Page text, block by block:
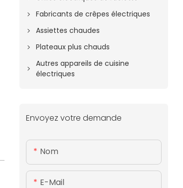
Fabricants de crêpes électriques
Assiettes chaudes
Plateaux plus chauds
Autres appareils de cuisine
électriques
Envoyez votre demande
Nom
E-Mail